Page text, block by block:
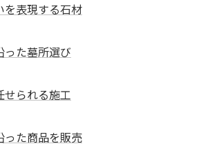
を表現する石材
った墓所選び
せられる施工
った商品を販売